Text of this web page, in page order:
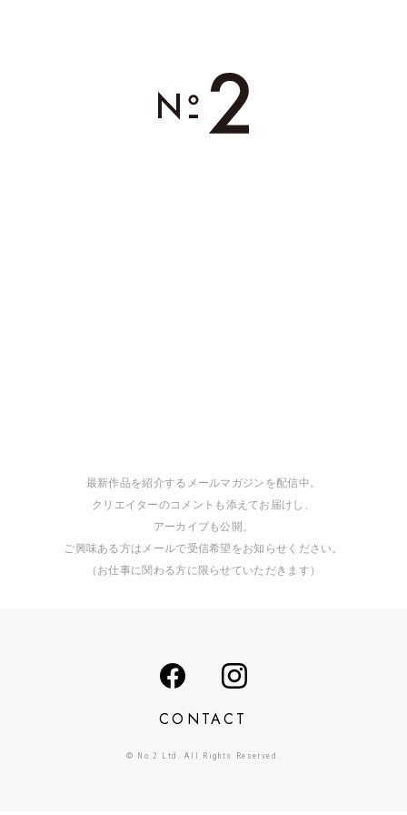
最新作品を紹介するメールマガジンを配信中。
クリエイターのコメントも添えてお届けし、
アーカイブも公開。
ご興味ある方はメールで受信希望をお知らせください。
（お仕事に関わる方に限らせていただきます）
CONTACT
© No.2 Ltd. All Rights Reserved.